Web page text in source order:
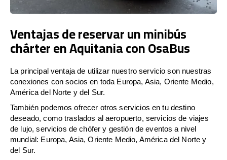
Ventajas de reservar un minibús
chárter en Aquitania con OsaBus
La principal ventaja de utilizar nuestro servicio son nuestras
conexiones con socios en toda Europa, Asia, Oriente Medio,
América del Norte y del Sur.
También podemos ofrecer otros servicios en tu destino
deseado, como traslados al aeropuerto, servicios de viajes
de lujo, servicios de chófer y gestión de eventos a nivel
mundial: Europa, Asia, Oriente Medio, América del Norte y
del Sur.